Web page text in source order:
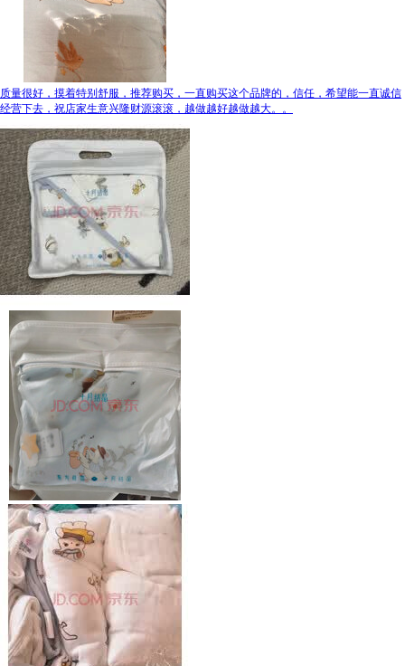
质量很好，摸着特别舒服，推荐购买，一直购买这个品牌的，信任，希望能一直诚信
经营下去，祝店家生意兴隆财源滚滚，越做越好越做越大。。